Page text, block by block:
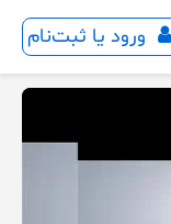
ورود یا ثبت‌نام